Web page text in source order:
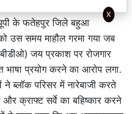
के फतेहपुर जिले बहुआ
उस समय माहौल गरमा गया जब
जय प्रकाश पर रोजगार
भाषा प्रयोग करने का आरोप लगा.
ब्लॉक परिसर में नारेबाजी करते
और क्राफ्ट सर्वे का बहिष्कार करने
X